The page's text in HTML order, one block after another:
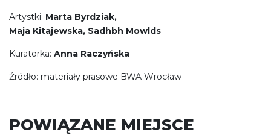
Artystki: Marta Byrdziak,
Maja Kitajewska, Sadhbh Mowlds
Kuratorka: Anna Raczyńska
Źródło: materiały prasowe BWA Wrocław
POWIĄZANE MIEJSCE